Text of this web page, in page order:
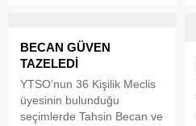
Saffet Çam Ortaokulu için
önemli bir karar alındı.
analizlerinde binaların
güncel güvenlik kriterlerini
karşılamadığı belirlenirken,
BECAN GÜVEN
TAZELEDİ
YTSO’nun 36 Kişilik Meclis
üyesinin bulunduğu
seçimlerde Tahsin Becan ve